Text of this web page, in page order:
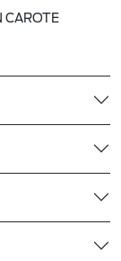
CAROTE